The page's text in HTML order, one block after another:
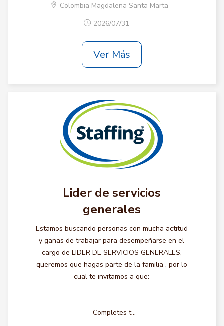
Colombia Magdalena Santa Marta
2026/07/31
Ver Más
Lider de servicios
generales
Estamos buscando personas con mucha actitud
y ganas de trabajar para desempeñarse en el
cargo de LIDER DE SERVICIOS GENERALES,
queremos que hagas parte de la familia , por lo
cual te invitamos a que:
- Completes t...